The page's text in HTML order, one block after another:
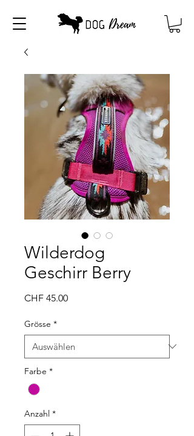
Wilderdog
Geschirr Berry
CHF 45.00Preis
Grösse *
Farbe *
Anzahl *